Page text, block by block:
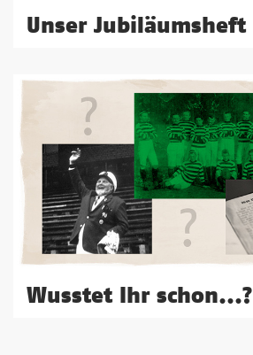
Unser Jubiläumsheft
Wusstet Ihr schon...?